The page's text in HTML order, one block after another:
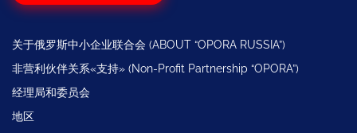
关于俄罗斯中小企业联合会 (ABOUT “OPORA RUSSIA”)
非营利伙伴关系«支持» (Non-Profit Partnership “OPORA”)
经理局和委员会
地区